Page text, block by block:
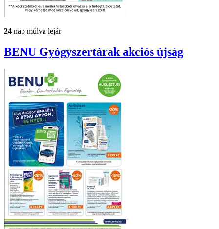
24 nap múlva lejár
BENU Gyógyszertárak akciós újság